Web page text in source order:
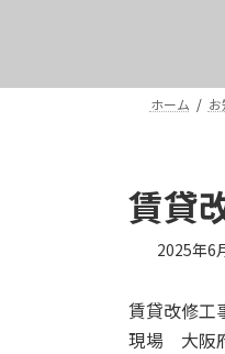
ホーム
賃貸
2025年6
賃貸改修工
現場 大阪